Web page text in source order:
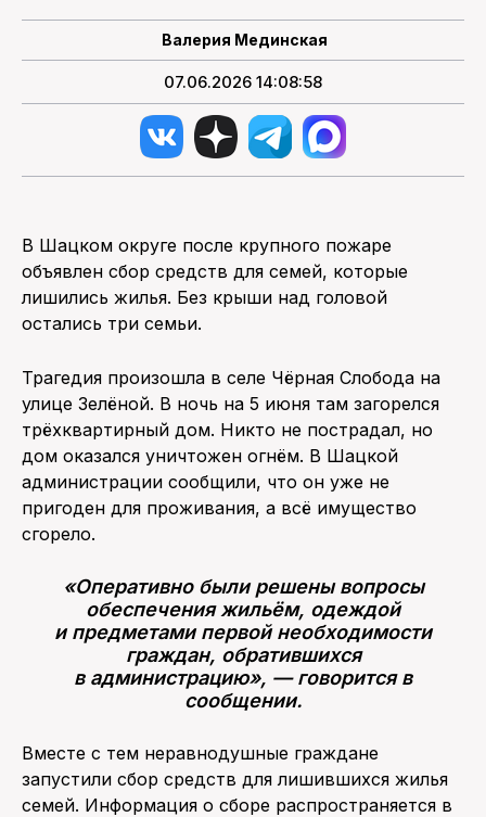
Валерия Мединская
07.06.2026 14:08:58
В Шацком округе после крупного пожаре
объявлен сбор средств для семей, которые
лишились жилья. Без крыши над головой
остались три семьи.
Трагедия произошла в селе Чёрная Слобода на
улице Зелёной. В ночь на 5 июня там загорелся
трёхквартирный дом. Никто не пострадал, но
дом оказался уничтожен огнём. В Шацкой
администрации сообщили, что он уже не
пригоден для проживания, а всё имущество
сгорело.
«Оперативно были решены вопросы
обеспечения жильём, одеждой
и предметами первой необходимости
граждан, обратившихся
в администрацию», — говорится в
сообщении.
Вместе с тем неравнодушные граждане
запустили сбор средств для лишившихся жилья
семей. Информация о сборе распространяется в